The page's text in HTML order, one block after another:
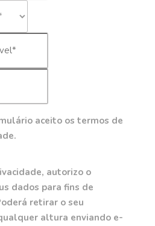
aceito os termos de
autorizo o
dados para fins de
retirar o seu
altura enviando e-